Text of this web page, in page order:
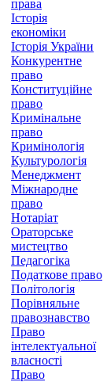
права
Історія
економіки
Історія України
Конкурентне
право
Конституційне
право
Кримінальне
право
Кримінологія
Культурологія
Менеджмент
Міжнародне
право
Нотаріат
Ораторське
мистецтво
Педагогіка
Податкове право
Політологія
Порівняльне
правознавство
Право
інтелектуальної
власності
Право